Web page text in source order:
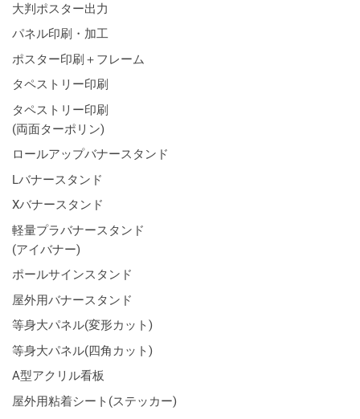
大判ポスター出力
パネル印刷・加工
ポスター印刷＋フレーム
タペストリー印刷
タペストリー印刷
(両面ターポリン)
ロールアップバナースタンド
Lバナースタンド
Xバナースタンド
軽量プラバナースタンド
(アイバナー)
ポールサインスタンド
屋外用バナースタンド
等身大パネル(変形カット)
等身大パネル(四角カット)
A型アクリル看板
屋外用粘着シート(ステッカー)